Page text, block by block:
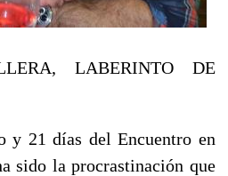
LABERINTO DE
y 21 días del Encuentro en
sido la procrastinación que